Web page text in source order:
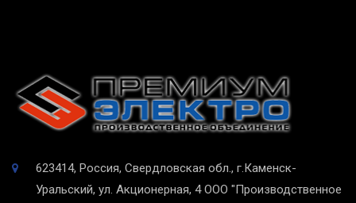
623414, Россия, Свердловская обл., г.Каменск-
Уральский, ул. Акционерная, 4 ООО "Производственное